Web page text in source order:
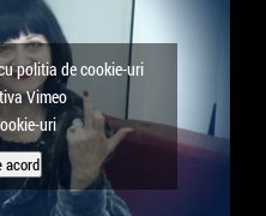
politia de cookie-uri
Vimeo
uri
acord